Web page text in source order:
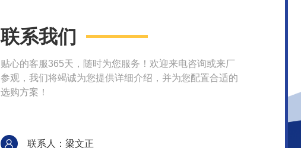
联系我们
贴心的客服365天，随时为您服务！欢迎来电咨询或来厂
参观，我们将竭诚为您提供详细介绍，并为您配置合适的
选购方案！
联系人：梁文正